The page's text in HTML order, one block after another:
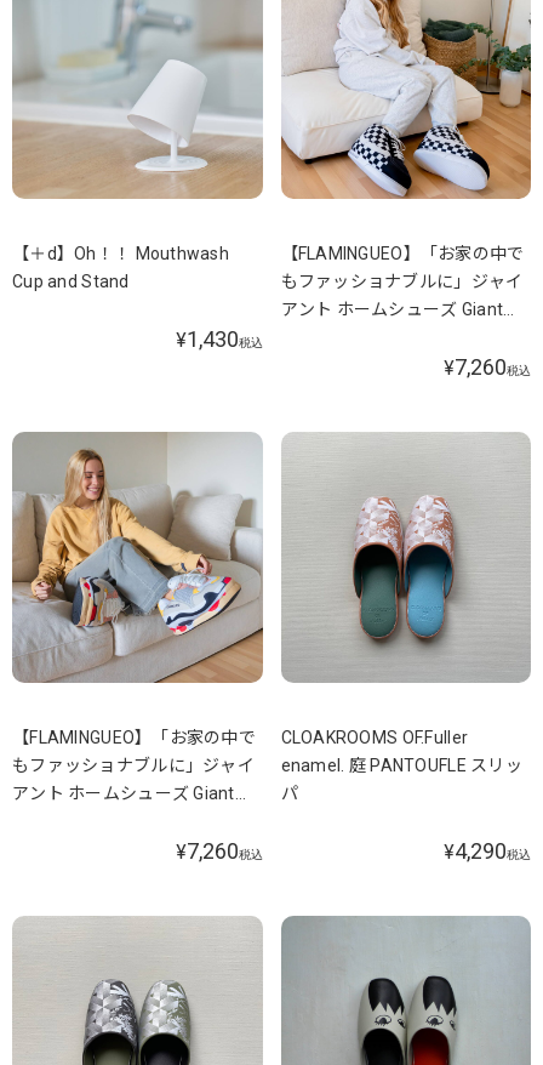
【＋d】Oh！！ Mouthwash
Cup and Stand
¥1,430税込
【FLAMINGUEO】「お家の中で
もファッショナブルに」ジャイ
アント ホームシューズ Giant
¥7,260税込
【FLAMINGUEO】「お家の中で
もファッショナブルに」ジャイ
アント ホームシューズ Giant
¥7,260税込
CLOAKROOMS OF.Fuller
enamel. 庭 PANTOUFLE スリッ
パ
¥4,290税込